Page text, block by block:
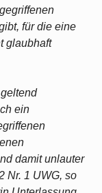
für die eine
glaubhaft
ein
damit unlauter
Nr. 1 UWG, so